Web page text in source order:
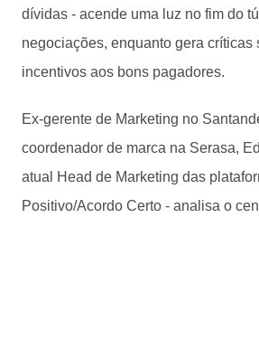
dívidas - acende uma luz no fim do
negociações, enquanto gera críticas
incentivos aos bons pagadores.
Ex-gerente de Marketing no
coordenador de marca na Serasa,
atual Head de Marketing das
Positivo/Acordo Certo - analisa o